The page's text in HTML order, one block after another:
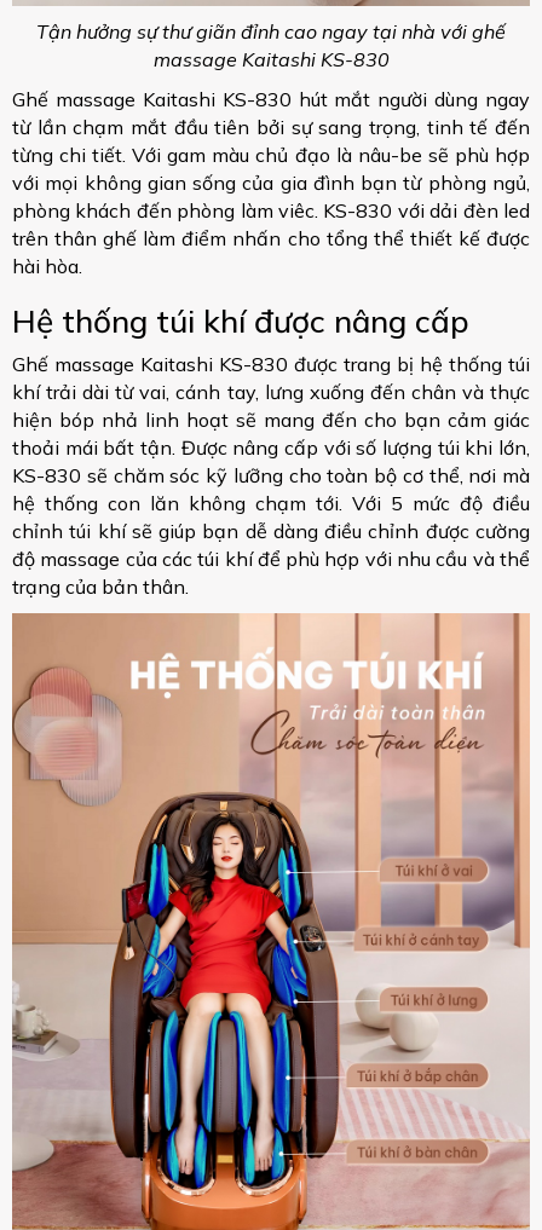
Tận hưởng sự thư giãn đỉnh cao ngay tại nhà với ghế
massage Kaitashi KS-830
Ghế massage Kaitashi KS-830 hút mắt người dùng ngay
từ lần chạm mắt đầu tiên bởi sự sang trọng, tinh tế đến
từng chi tiết. Với gam màu chủ đạo là nâu-be sẽ phù hợp
với mọi không gian sống của gia đình bạn từ phòng ngủ,
phòng khách đến phòng làm viêc. KS-830 với dải đèn led
trên thân ghế làm điểm nhấn cho tổng thể thiết kế được
hài hòa.
Hệ thống túi khí được nâng cấp
Ghế massage Kaitashi KS-830 được trang bị hệ thống túi
khí trải dài từ vai, cánh tay, lưng xuống đến chân và thực
hiện bóp nhả linh hoạt sẽ mang đến cho bạn cảm giác
thoải mái bất tận. Được nâng cấp với số lượng túi khi lớn,
KS-830 sẽ chăm sóc kỹ lưỡng cho toàn bộ cơ thể, nơi mà
hệ thống con lăn không chạm tới. Với 5 mức độ điều
chỉnh túi khí sẽ giúp bạn dễ dàng điều chỉnh được cường
độ massage của các túi khí để phù hợp với nhu cầu và thể
trạng của bản thân.